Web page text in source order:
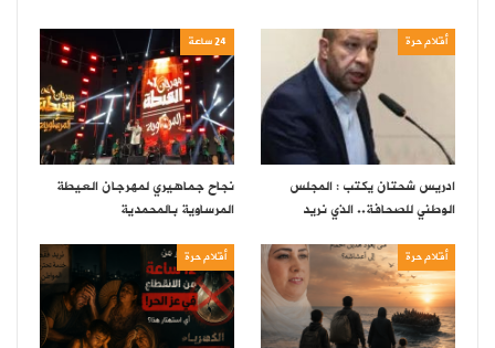
أقلام حرة
ادريس شحتان يكتب : المجلس
الوطني للصحافة.. الذي نريد
24 ساعة
نجاح جماهيري لمهرجان العيطة
المرساوية بالمحمدية
أقلام حرة أقلام حرة